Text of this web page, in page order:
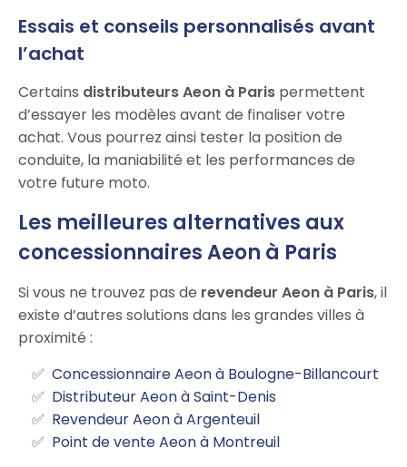
Essais et conseils personnalisés avant
l’achat
Certains distributeurs Aeon à Paris permettent
d’essayer les modèles avant de finaliser votre
achat. Vous pourrez ainsi tester la position de
conduite, la maniabilité et les performances de
votre future moto.
Les meilleures alternatives aux
concessionnaires Aeon à Paris
Si vous ne trouvez pas de revendeur Aeon à Paris, il
existe d’autres solutions dans les grandes villes à
proximité :
Concessionnaire Aeon à Boulogne-Billancourt
Distributeur Aeon à Saint-Denis
Revendeur Aeon à Argenteuil
Point de vente Aeon à Montreuil